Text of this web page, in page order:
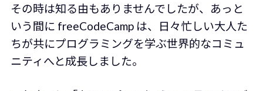
その時は知る由もありませんでしたが、あっと
いう間に freeCodeCamp は、日々忙しい大人た
ちが共にプログラミングを学ぶ世界的なコミュ
ニティへと成長しました。